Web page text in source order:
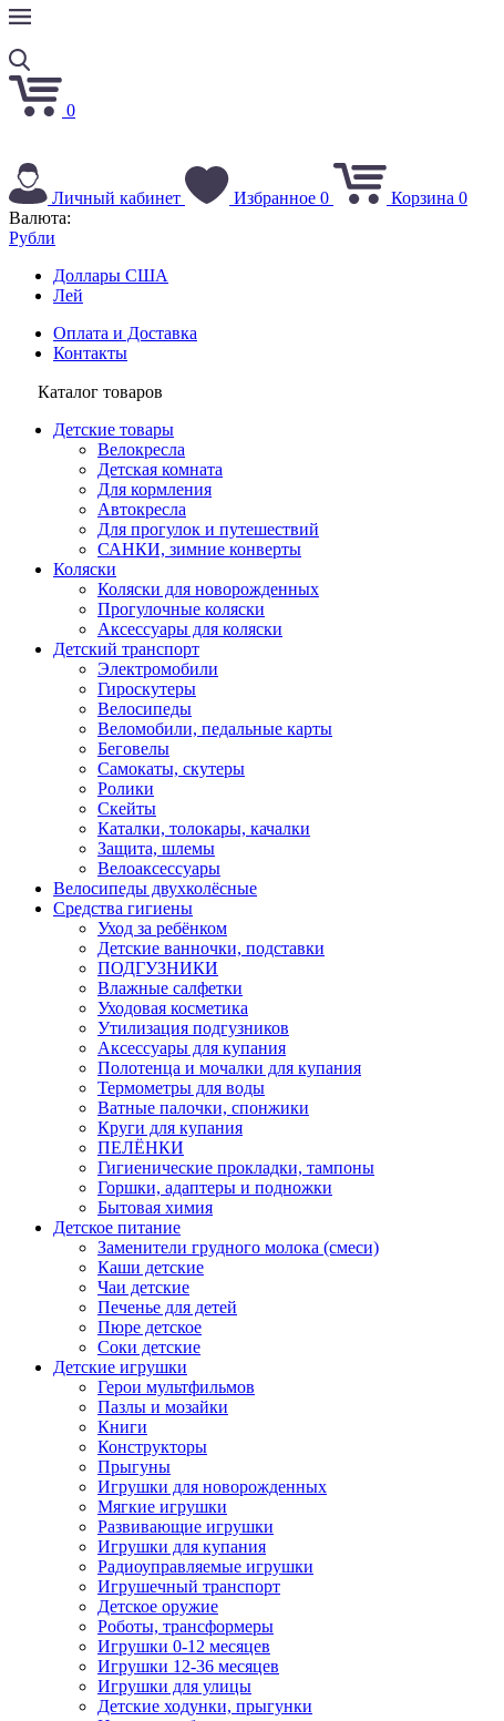
0
Личный кабинет Избранное 0 Корзина 0
Валюта:
Рубли
Доллары США
Лей
Оплата и Доставка
Контакты
Каталог товаров
Детские товары
Велокресла
Детская комната
Для кормления
Автокресла
Для прогулок и путешествий
САНКИ, зимние конверты
Коляски
Коляски для новорожденных
Прогулочные коляски
Аксессуары для коляски
Детский транспорт
Электромобили
Гироскутеры
Велосипеды
Веломобили, педальные карты
Беговелы
Самокаты, скутеры
Ролики
Скейты
Каталки, толокары, качалки
Защита, шлемы
Велоаксессуары
Велосипеды двухколёсные
Средства гигиены
Уход за ребёнком
Детские ванночки, подставки
ПОДГУЗНИКИ
Влажные салфетки
Уходовая косметика
Утилизация подгузников
Аксессуары для купания
Полотенца и мочалки для купания
Термометры для воды
Ватные палочки, спонжики
Круги для купания
ПЕЛЁНКИ
Гигиенические прокладки, тампоны
Горшки, адаптеры и подножки
Бытовая химия
Детское питание
Заменители грудного молока (смеси)
Каши детские
Чаи детские
Печенье для детей
Пюре детское
Соки детские
Детские игрушки
Герои мультфильмов
Пазлы и мозайки
Книги
Конструкторы
Прыгуны
Игрушки для новорожденных
Мягкие игрушки
Развивающие игрушки
Игрушки для купания
Радиоуправляемые игрушки
Игрушечный транспорт
Детское оружие
Роботы, трансформеры
Игрушки 0-12 месяцев
Игрушки 12-36 месяцев
Игрушки для улицы
Детские ходунки, прыгунки